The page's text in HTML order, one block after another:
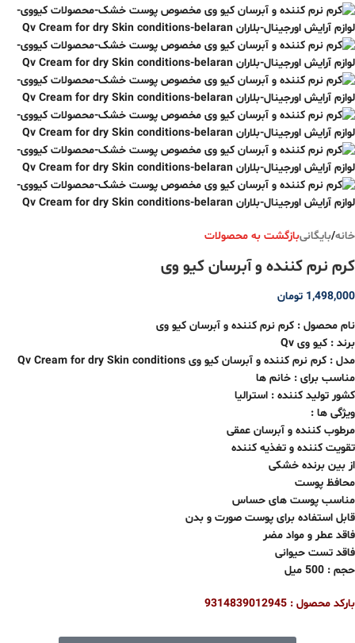
خانه/بایگانیبازگشت به محصولات
کرم نرم کننده و آبرسان کیو وی
1,498,000 تومان
نام محصول : کرم نرم کننده و آبرسان کیو وی
برند : کیو وی Qv
مدل : کرم نرم کننده و آبرسان کیو وی Qv Cream for dry Skin conditions
مناسب برای : خانم ها
کشور تولید کننده : استرالیا
ویژگی ها :
مرطوب کننده و آبرسان عمقی
تقویت کننده و تغذیه کننده
از بین برنده خشکی
محافظ پوست
مناسب پوست های حساس
قابل استفاده برای پوست صورت و بدن
فاقد عطر و مواد مضر
فاقد تست حیوانی
حجم : 500 میل
بارکد محصول : 9314839012945